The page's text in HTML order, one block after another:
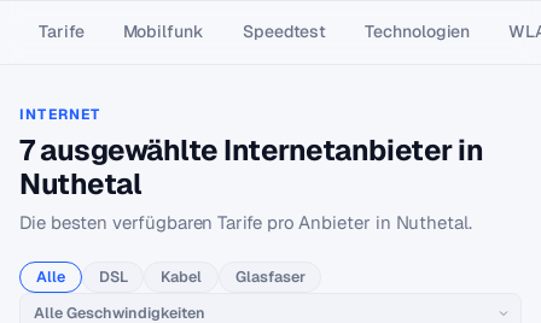
Tarife Mobilfunk Speedtest Technologien
INTERNET
7 ausgewählte Internetanbieter in
Nuthetal
Die besten verfügbaren Tarife pro Anbieter in Nuthetal.
Alle DSL Kabel Glasfaser